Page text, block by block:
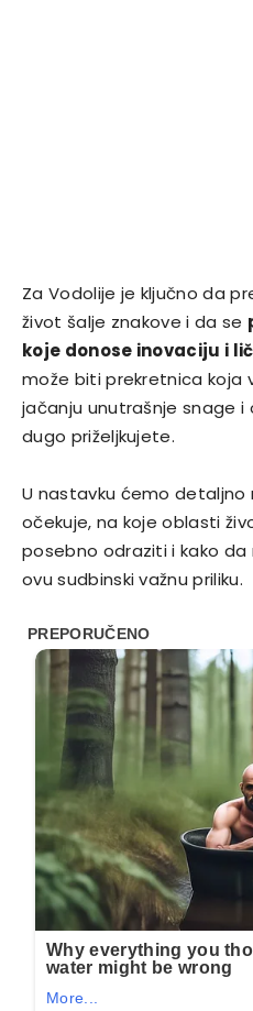
Za Vodolije je ključno da
život šalje znakove i da se
koje donose inovaciju i
može biti prekretnica koja
jačanju unutrašnje snage i
dugo priželjkujete.
U nastavku ćemo
očekuje, na koje oblasti
posebno odraziti i kako
ovu sudbinski važnu priliku.